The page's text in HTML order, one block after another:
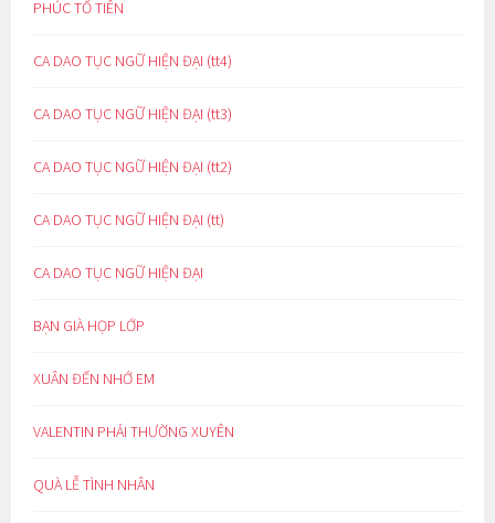
PHÚC TỔ TIÊN
CA DAO TỤC NGỮ HIỆN ĐẠI (tt4)
CA DAO TỤC NGỮ HIỆN ĐẠI (tt3)
CA DAO TỤC NGỮ HIỆN ĐẠI (tt2)
CA DAO TỤC NGỮ HIỆN ĐẠI (tt)
CA DAO TỤC NGỮ HIỆN ĐẠI
BẠN GIÀ HỌP LỚP
XUÂN ĐẾN NHỚ EM
VALENTIN PHẢI THƯỜNG XUYÊN
QUÀ LỄ TÌNH NHÂN